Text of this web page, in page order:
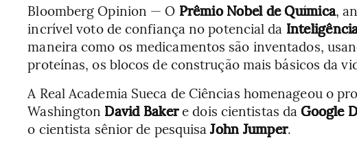
Bloomberg Opinion — O Prêmio Nobel de Química,
incrível voto de confiança no potencial da
maneira como os medicamentos são inventados,
proteínas, os blocos de construção mais básicos da
A Real Academia Sueca de Ciências homenageou o
Washington David Bakere dois cientistas daGoogle
o cientista sênior de pesquisaJohn Jumper.